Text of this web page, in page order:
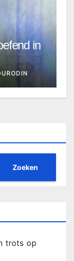
in
Zoeken
trots op